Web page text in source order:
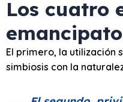
Los cuatro
El primero, la utilización
simbiosis con la